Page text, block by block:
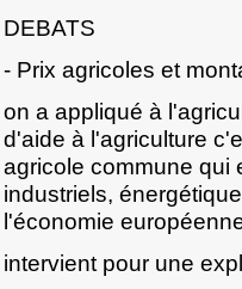
DEBATS
- Prix agricoles et
on a appliqué à
d'aide à l'agriculture
agricole commune qui
industriels,
l'économie
intervient pour une